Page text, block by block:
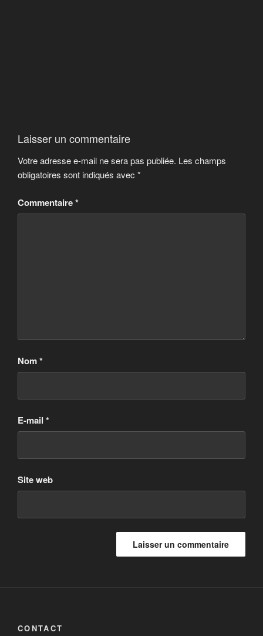
Laisser un commentaire
Votre adresse e-mail ne sera pas publiée. Les champs
obligatoires sont indiqués avec *
Commentaire*
Nom*
E-mail *
Site web
CONTACT